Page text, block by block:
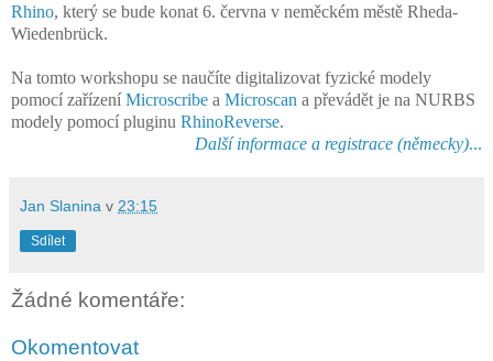
Rhino, který se bude konat 6. června v neměckém městě Rheda-
Wiedenbrück.
Na tomto workshopu se naučíte digitalizovat fyzické modely
pomocí zařízení Microscribe a Microscan a převádět je na NURBS
modely pomocí pluginu RhinoReverse.
Další informace a registrace (německy)...
Jan Slanina v 23:15
Sdílet
Žádné komentáře:
Okomentovat